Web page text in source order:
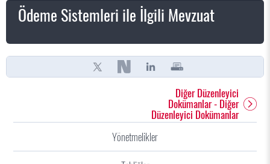
Ödeme Sistemleri ile İlgili Mevzuat
Yönetmelikler
Diğer Düzenleyici
Dokümanlar - Diğer
Düzenleyici Dokümanlar